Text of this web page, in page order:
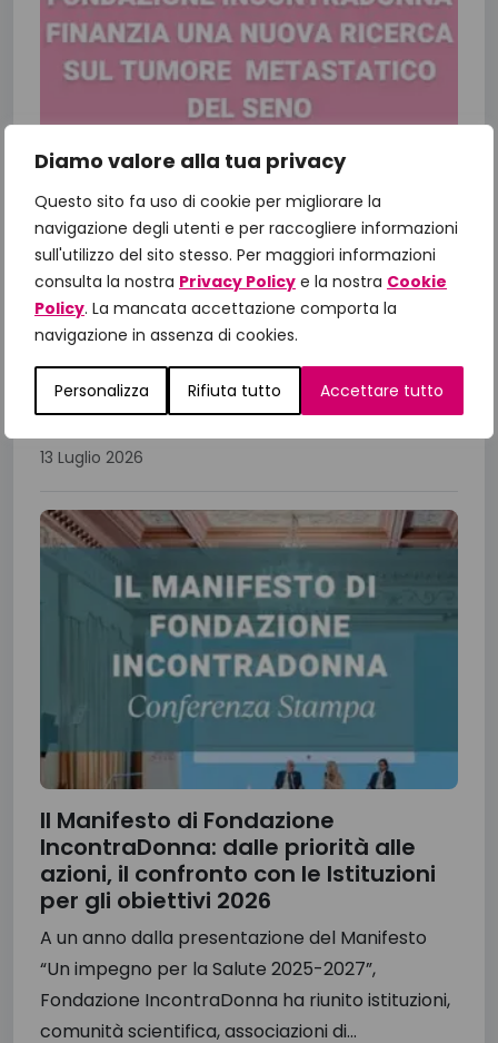
Diamo valore alla tua privacy
Questo sito fa uso di cookie per migliorare la
navigazione degli utenti e per raccogliere informazioni
sull'utilizzo del sito stesso. Per maggiori informazioni
consulta la nostra Privacy Policy e la nostra Cookie
Policy. La mancata accettazione comporta la
navigazione in assenza di cookies.
Personalizza Rifiuta tutto Accettare tutto
Fondazione IncontraDonna finanzia
una nuova ricerca sul tumore al
seno metastatico
Dalla ricerca alla cura: il valore della medicina di
precisione Fondazione IncontraDonna
supporta la ricerca oncologica, in particolare il
progetto di ricerca sulla piattaforma...
13 Luglio 2026
Il Manifesto di Fondazione
IncontraDonna: dalle priorità alle
azioni, il confronto con le Istituzioni
per gli obiettivi 2026
A un anno dalla presentazione del Manifesto
“Un impegno per la Salute 2025-2027”,
Fondazione IncontraDonna ha riunito istituzioni,
comunità scientifica, associazioni di...